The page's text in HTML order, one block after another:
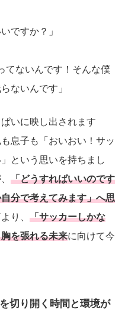
ですか？」
てないんです！そんな僕
ないんです」
いに映し出されます
息子も「おいおい！サッ
という思いを持ちまし
「どうすればいいのです
分で考えてみます」へ思
り、 「サッカーしかな
を張れる未来に向けて今
切り開く時間と環境が